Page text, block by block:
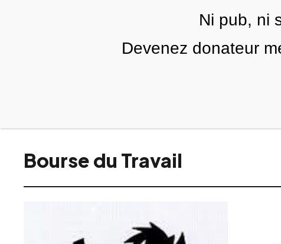
Bourse du Travail
Ni pub, ni
Devenez donateur